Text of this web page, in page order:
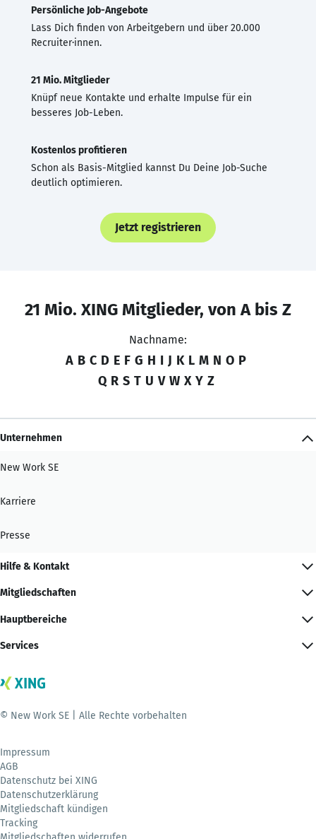
Persönliche Job-Angebote
Lass Dich finden von Arbeitgebern und über 20.000
Recruiter·innen.
21 Mio. Mitglieder
Knüpf neue Kontakte und erhalte Impulse für ein
besseres Job-Leben.
Kostenlos profitieren
Schon als Basis-Mitglied kannst Du Deine Job-Suche
deutlich optimieren.
Jetzt registrieren
21 Mio. XING Mitglieder, von A bis Z
Nachname:
A B C D E F G H I J K L M N O P
Q R S T U V W X Y Z
Unternehmen
New Work SE
Karriere
Presse
Hilfe & Kontakt
Mitgliedschaften
Hauptbereiche
Services
© New Work SE | Alle Rechte vorbehalten
Impressum
AGB
Datenschutz bei XING
Datenschutzerklärung
Mitgliedschaft kündigen
Tracking